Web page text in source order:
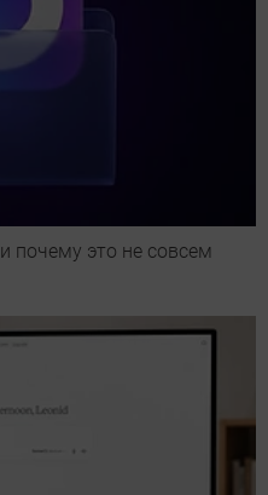
почему это не совсем